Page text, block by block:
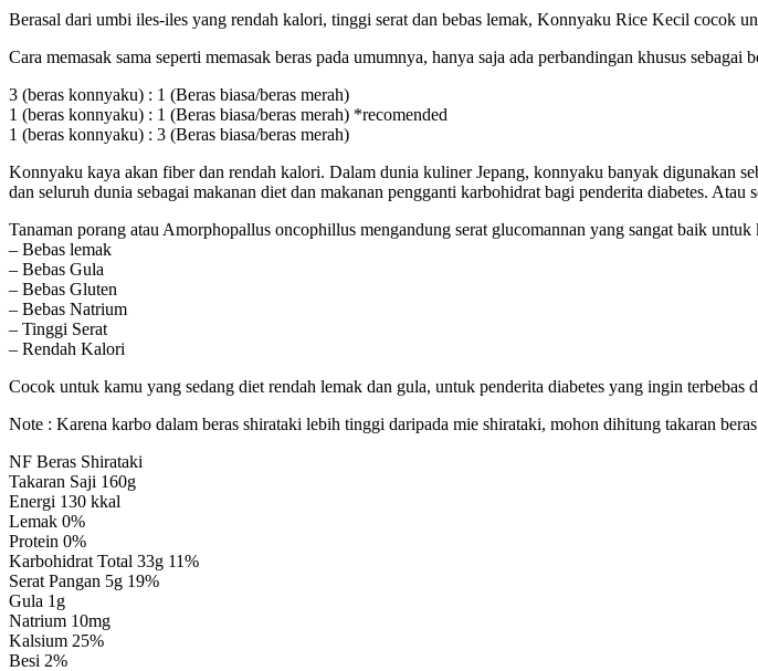
Berasal dari umbi iles-iles yang rendah kalori, tinggi serat dan bebas lemak, Konnyaku Rice Kecil cocok
Cara memasak sama seperti memasak beras pada umumnya, hanya saja ada perbandingan khusus sebagai
3 (beras konnyaku) : 1 (Beras biasa/beras merah)
1 (beras konnyaku) : 1 (Beras biasa/beras merah) *recomended
1 (beras konnyaku) : 3 (Beras biasa/beras merah)
Konnyaku kaya akan fiber dan rendah kalori. Dalam dunia kuliner Jepang, konnyaku banyak digunakan
dan seluruh dunia sebagai makanan diet dan makanan pengganti karbohidrat bagi penderita diabetes.
Tanaman porang atau Amorphopallus oncophillus mengandung serat glucomannan yang sangat baik
– Bebas lemak
– Bebas Gula
– Bebas Gluten
– Bebas Natrium
– Tinggi Serat
– Rendah Kalori
Cocok untuk kamu yang sedang diet rendah lemak dan gula, untuk penderita diabetes yang ingin
Note : Karena karbo dalam beras shirataki lebih tinggi daripada mie shirataki, mohon dihitung takaran
NF Beras Shirataki
Takaran Saji 160g
Energi 130 kkal
Lemak 0%
Protein 0%
Karbohidrat Total 33g 11%
Serat Pangan 5g 19%
Gula 1g
Natrium 10mg
Kalsium 25%
Besi 2%